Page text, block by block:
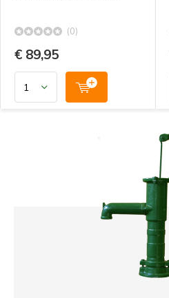
(0)
€ 89,95